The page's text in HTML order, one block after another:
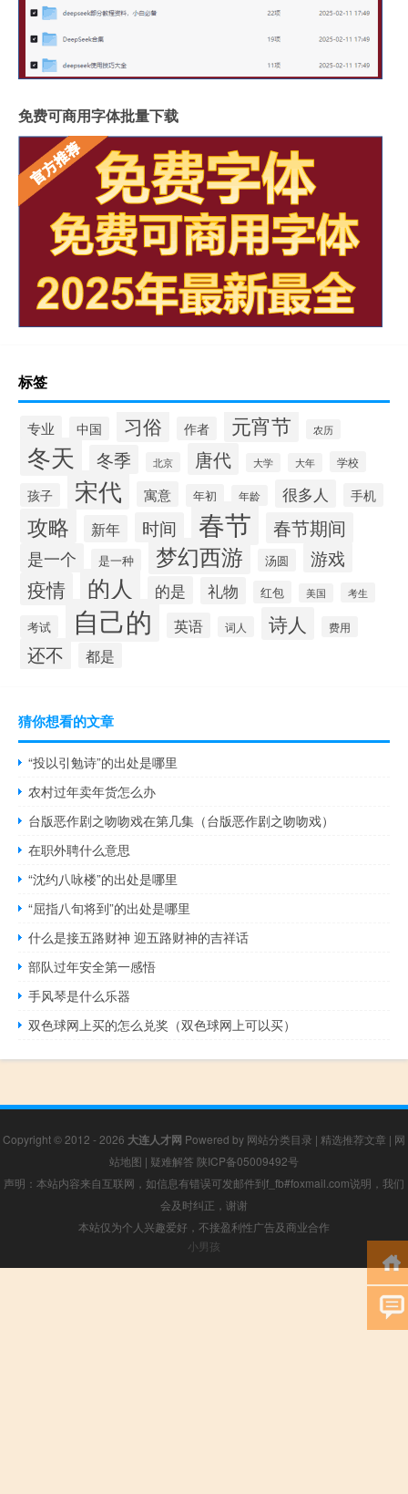
免费可商用字体批量下载
标签
专业 中国 习俗 作者 元宵节 农历
冬天 冬季 北京 唐代 大学 大年 学校
孩子 宋代 寓意 年初 年龄 很多人 手机
攻略 新年 时间 春节 春节期间
是一个 是一种 梦幻西游 汤圆 游戏
疫情 的人 的是 礼物 红包 美国 考生
考试 自己的 英语 词人 诗人 费用
还不 都是
猜你想看的文章
“投以引勉诗”的出处是哪里
农村过年卖年货怎么办
台版恶作剧之吻吻戏在第几集（台版恶作剧之吻吻戏）
在职外聘什么意思
“沈约八咏楼”的出处是哪里
“屈指八旬将到”的出处是哪里
什么是接五路财神 迎五路财神的吉祥话
部队过年安全第一感悟
手风琴是什么乐器
双色球网上买的怎么兑奖（双色球网上可以买）
Copyright © 2012 - 2026 大连人才网 Powered by 网站分类目录 | 精选推荐文章 | 网
站地图 | 疑难解答 陕ICP备05009492号
声明：本站内容来自互联网，如信息有错误可发邮件到f_fb#foxmail.com说明，我们
会及时纠正，谢谢
本站仅为个人兴趣爱好，不接盈利性广告及商业合作
小男孩